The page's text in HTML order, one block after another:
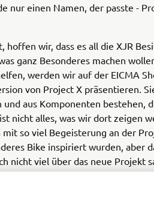
nur einen Namen, der passte -
hoffen wir, dass es all die XJR
ganz Besonderes machen
werden wir auf der EICMA
von Project X präsentieren.
aus Komponenten bestehen,
nicht alles, was wir dort zeigen
so viel Begeisterung an der
Bike inspiriert wurden, aber
nicht viel über das neue Projekt
den legendären Endurance